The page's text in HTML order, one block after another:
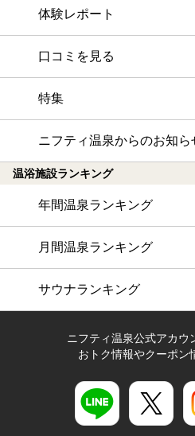
体験レポート
口コミを見る
特集
ニフティ温泉からのお知ら
温浴施設ランキング
年間温泉ランキング
月間温泉ランキング
サウナランキング
ニフティ温泉公式アカウ
おトク情報やクーポン